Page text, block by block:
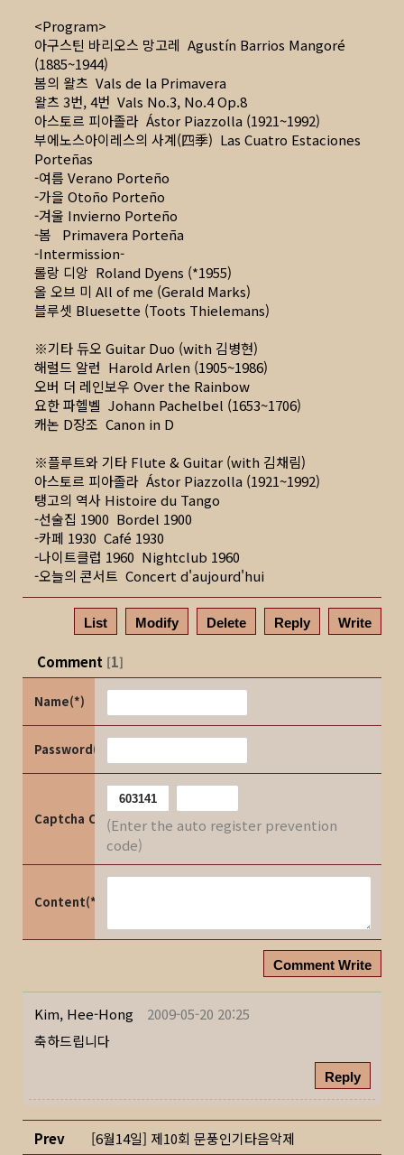
<Program>
아구스틴 바리오스 망고레 Agustín Barrios Mangoré
(1885~1944)
봄의 왈츠 Vals de la Primavera
왈츠 3번, 4번 Vals No.3, No.4 Op.8
아스토르 피아졸라 Ástor Piazzolla (1921~1992)
부에노스아이레스의 사계(四季) Las Cuatro Estaciones
Porteñas
-여름 Verano Porteño
-가을 Otoño Porteño
-겨울 Invierno Porteño
-봄 Primavera Porteña
-Intermission-
롤랑 디앙 Roland Dyens (*1955)
올 오브 미 All of me (Gerald Marks)
블루셋 Bluesette (Toots Thielemans)
※기타 듀오 Guitar Duo (with 김병현)
해럴드 알런 Harold Arlen (1905~1986)
오버 더 레인보우 Over the Rainbow
요한 파헬벨 Johann Pachelbel (1653~1706)
캐논 D장조 Canon in D
※플루트와 기타 Flute & Guitar (with 김채림)
아스토르 피아졸라 Ástor Piazzolla (1921~1992)
탱고의 역사 Histoire du Tango
-선술집 1900 Bordel 1900
-카페 1930 Café 1930
-나이트클럽 1960 Nightclub 1960
-오늘의 콘서트 Concert d'aujourd'hui
List Modify Delete Reply Write
Comment [1]
Name(*)
Password(*)
Captcha Code(Enter the auto register prevention
code)
Content(*)
Comment Write
Kim, Hee-Hong
2009-05-20 20:25
축하드립니다
Reply
Prev [6월14일] 제10회 문풍인기타음악제